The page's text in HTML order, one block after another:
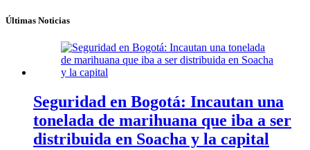
Últimas Noticias
Seguridad en Bogotá: Incautan una
tonelada de marihuana que iba a ser
distribuida en Soacha y la capital